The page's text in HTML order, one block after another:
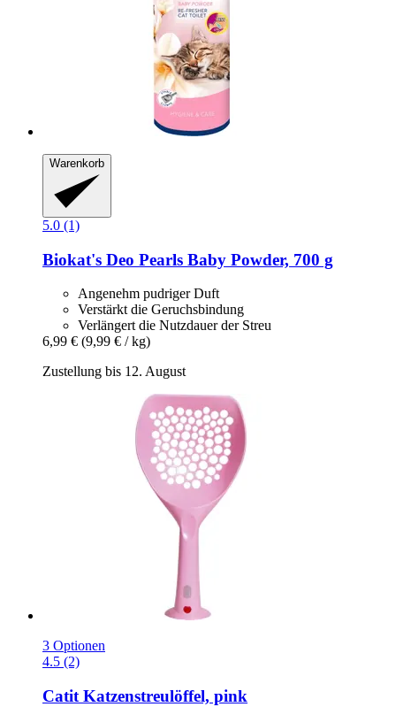
Warenkorb
5.0 (1)
Biokat's Deo Pearls Baby Powder, 700 g
Angenehm pudriger Duft
Verstärkt die Geruchsbindung
Verlängert die Nutzdauer der Streu
6,99 € (9,99 € / kg)
Zustellung bis 12. August
3 Optionen
4.5 (2)
Catit Katzenstreulöffel, pink